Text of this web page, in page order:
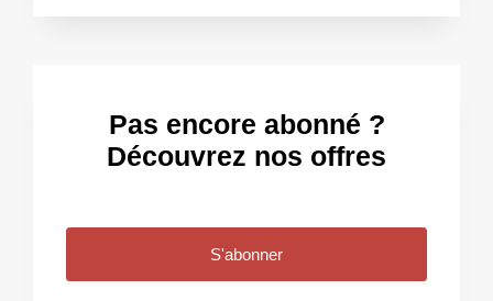
Pas encore abonné ?
Découvrez nos offres
S'abonner